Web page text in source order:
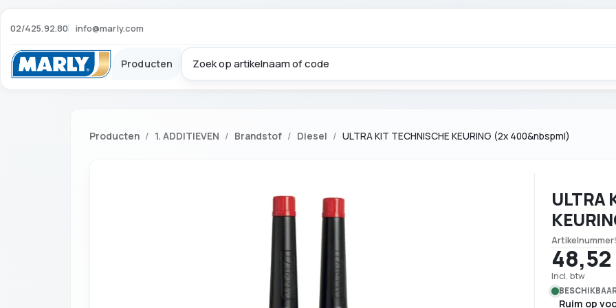
02/425.92.80 info@marly.com
Producten
Producten 1. ADDITIEVEN Brandstof Diesel ULTRA KIT TECHNISCHE KEURING (2x 400&nbspml)
ULTRA
Artikelnummer
48,52
Incl. btw
Ruim op